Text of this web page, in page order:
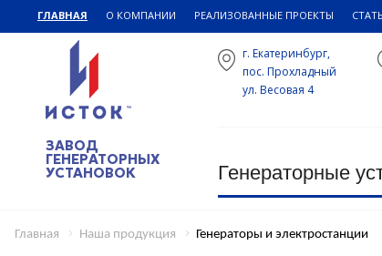
ГЛАВНАЯ О КОМПАНИИ РЕАЛИЗОВАННЫЕ ПРОЕКТЫ
ЗАВОД
ГЕНЕРАТОРНЫХ
УСТАНОВОК
г. Екатеринбург,
пос. Прохладный
ул. Весовая 4
Генераторные
Главная Наша продукция Генераторы и электростанции